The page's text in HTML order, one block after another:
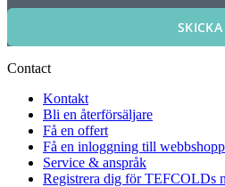
SKICKA
Contact
Kontakt
Bli en återförsäljare
Få en offert
Få en inloggning till
Service & anspråk
Registrera dig för TEFCOLDs